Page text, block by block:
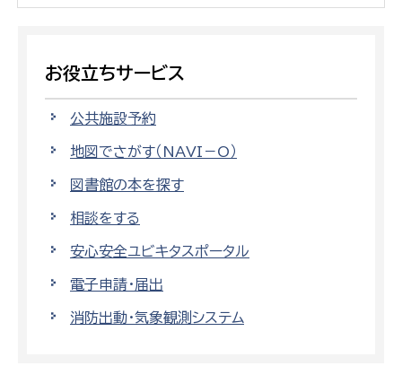
お役立ちサービス
公共施設予約
地図でさがす（NAVI－O）
図書館の本を探す
相談をする
安心安全ユビキタスポータル
電子申請・届出
消防出動・気象観測システム